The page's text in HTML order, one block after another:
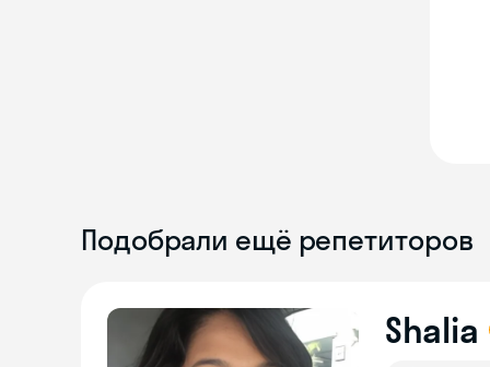
Подобрали ещё репетиторов
Shalia